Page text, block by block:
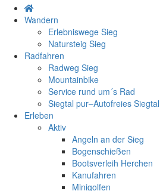
Wandern
Erlebniswege Sieg
Natursteig Sieg
Radfahren
Radweg Sieg
Mountainbike
Service rund um´s Rad
Siegtal pur–Autofreies Siegtal
Erleben
Aktiv
Angeln an der Sieg
Bogenschießen
Bootsverleih Herchen
Kanufahren
Minigolfen